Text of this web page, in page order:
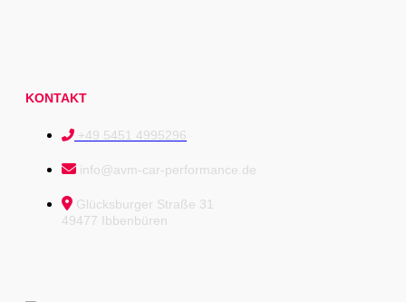
KONTAKT
+49 5451 4995296
info@avm-car-performance.de
Glücksburger Straße 31
49477 Ibbenbüren